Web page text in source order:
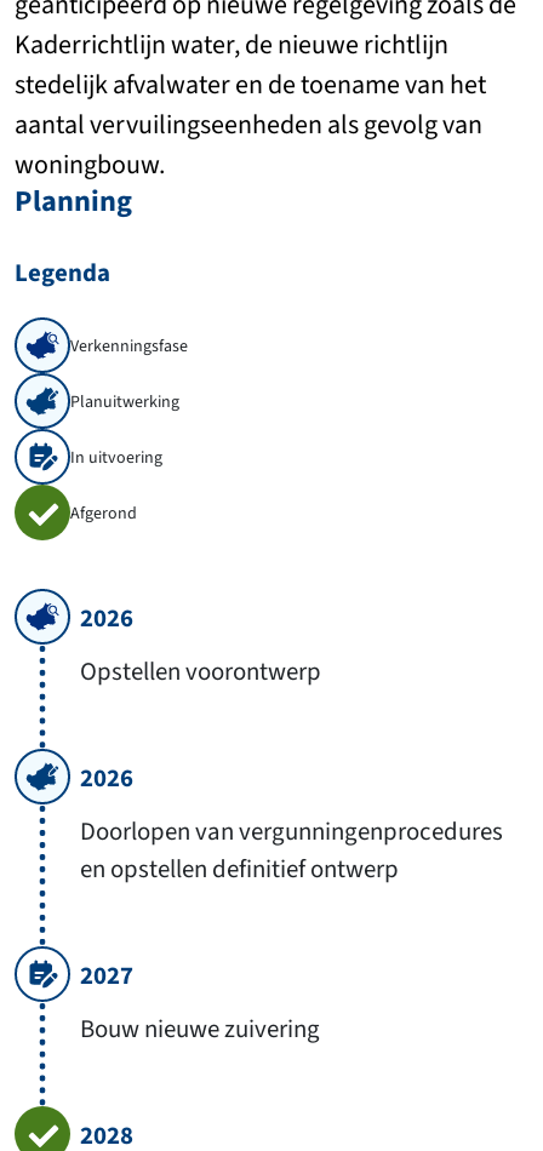
Kaderrichtlijn water, de nieuwe richtlijn
stedelijk afvalwater en de toename van het
aantal vervuilingseenheden als gevolg van
woningbouw.
Planning
Legenda
Verkenningsfase
Planuitwerking
In uitvoering
Afgerond
2026
Opstellen voorontwerp
2026
Doorlopen van vergunningenprocedures
en opstellen definitief ontwerp
2027
Bouw nieuwe zuivering
2028